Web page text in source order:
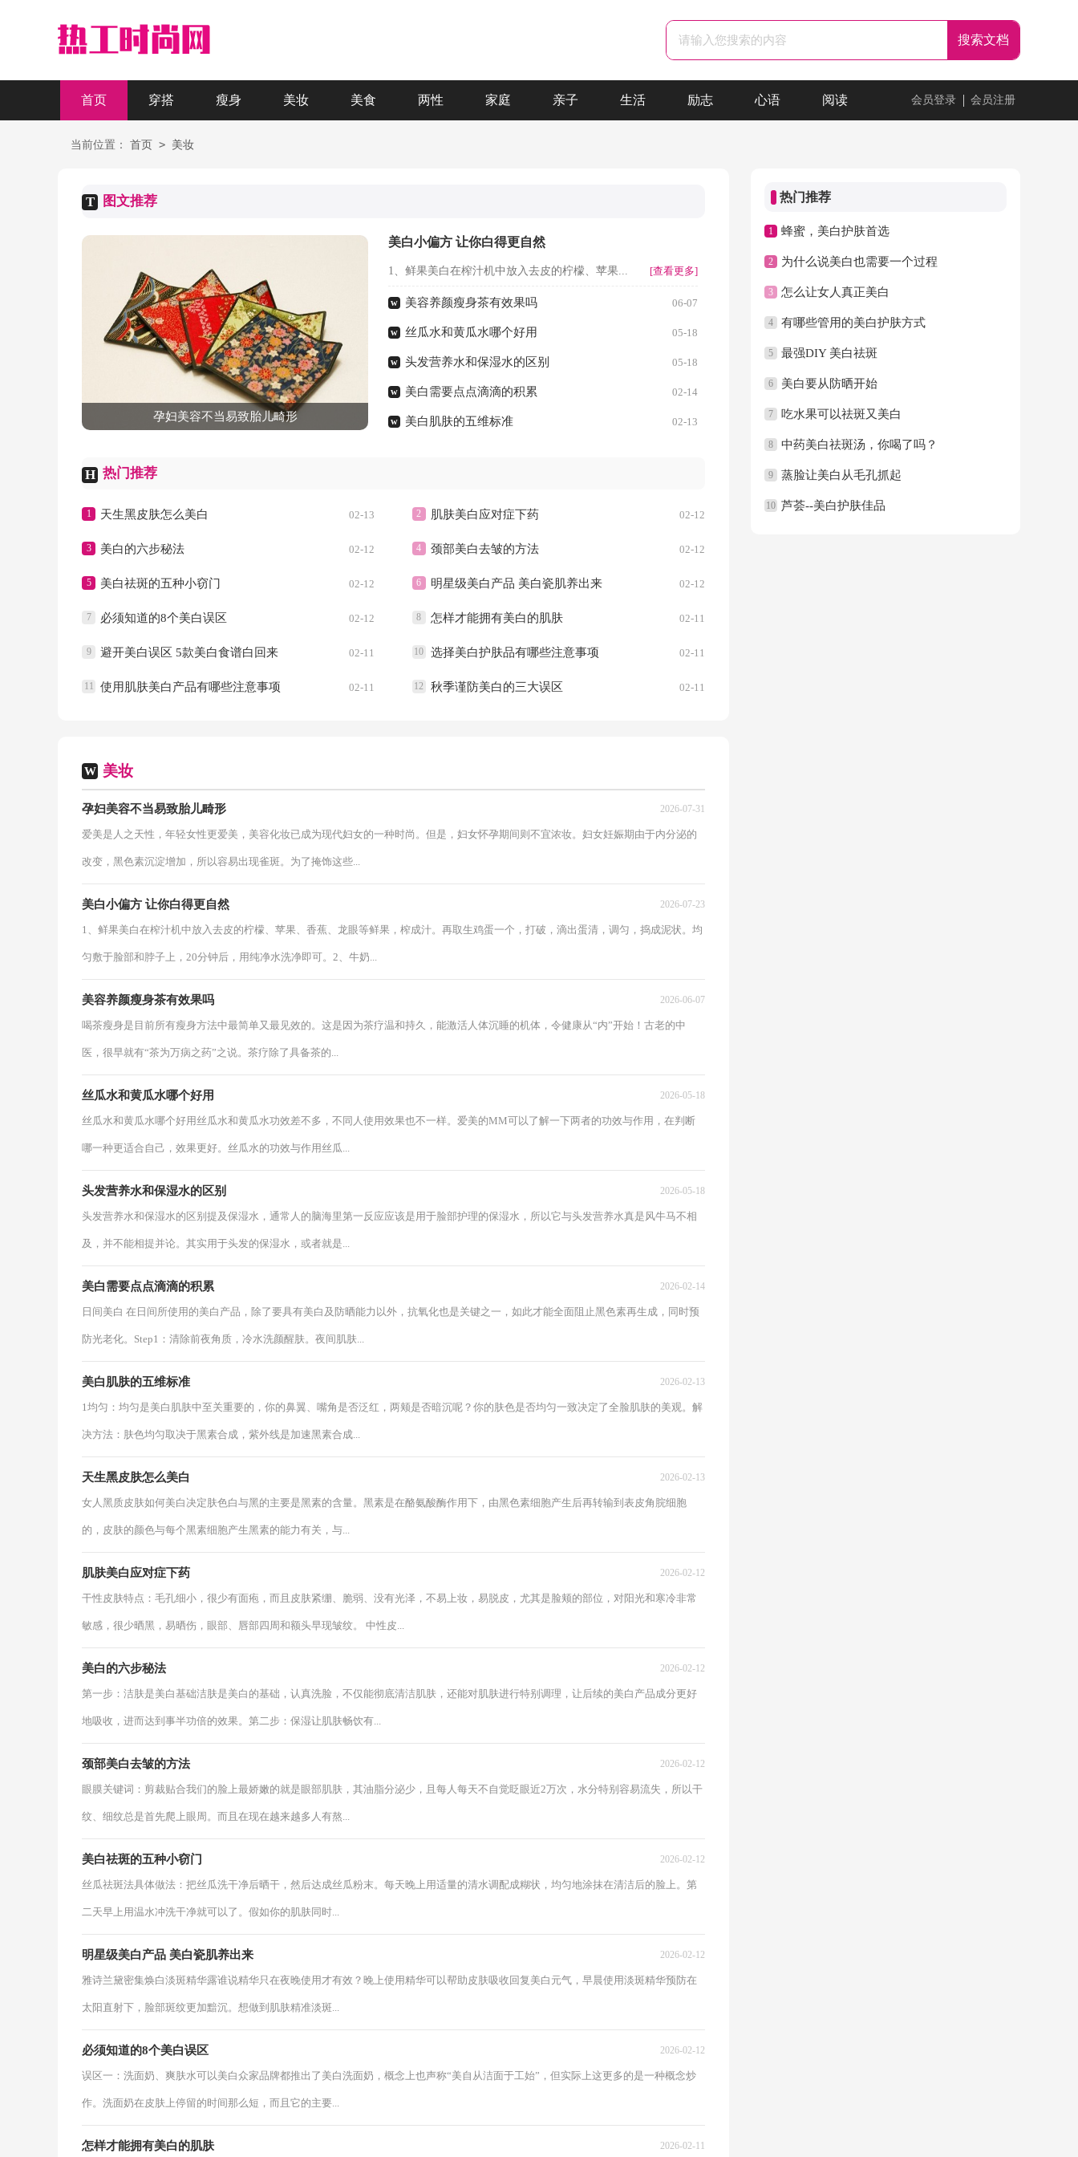
首页 穿搭 瘦身 美妆 美食 两性 家庭 亲子 生活 励志 心语 阅读 会员登录 会员注册
当前位置： 首页 > 美妆
T 图文推荐
孕妇美容不当易致胎儿畸形
美白小偏方 让你白得更自然
1、鲜果美白在榨汁机中放入去皮的柠檬、苹果... [查看更多]
w 美容养颜瘦身茶有效果吗 06-07
w 丝瓜水和黄瓜水哪个好用 05-18
w 头发营养水和保湿水的区别 05-18
w 美白需要点点滴滴的积累 02-14
w 美白肌肤的五维标准 02-13
H 热门推荐
1 02-13
天生黑皮肤怎么美白 2 02-12
肌肤美白应对症下药
3 02-12
美白的六步秘法 4 02-12
颈部美白去皱的方法
5 02-12
美白祛斑的五种小窃门 6 02-12
明星级美白产品 美白瓷肌养出来
7 02-12
必须知道的8个美白误区 8 02-11
怎样才能拥有美白的肌肤
9 02-11
避开美白误区 5款美白食谱白回来 10 02-11
选择美白护肤品有哪些注意事项
11 02-11
使用肌肤美白产品有哪些注意事项 12 02-11
秋季谨防美白的三大误区
W 美妆
孕妇美容不当易致胎儿畸形 2026-07-31
爱美是人之天性，年轻女性更爱美，美容化妆已成为现代妇女的一种时尚。但是，妇女怀孕期间则不宜浓妆。妇女妊娠期由于内分泌的
改变，黑色素沉淀增加，所以容易出现雀斑。为了掩饰这些...
美白小偏方 让你白得更自然 2026-07-23
1、鲜果美白在榨汁机中放入去皮的柠檬、苹果、香蕉、龙眼等鲜果，榨成汁。再取生鸡蛋一个，打破，滴出蛋清，调匀，捣成泥状。均
匀敷于脸部和脖子上，20分钟后，用纯净水洗净即可。2、牛奶...
美容养颜瘦身茶有效果吗 2026-06-07
喝茶瘦身是目前所有瘦身方法中最简单又最见效的。这是因为茶疗温和持久，能激活人体沉睡的机体，令健康从“内”开始！古老的中
医，很早就有“茶为万病之药”之说。茶疗除了具备茶的...
丝瓜水和黄瓜水哪个好用 2026-05-18
丝瓜水和黄瓜水哪个好用丝瓜水和黄瓜水功效差不多，不同人使用效果也不一样。爱美的MM可以了解一下两者的功效与作用，在判断
哪一种更适合自己，效果更好。丝瓜水的功效与作用丝瓜...
头发营养水和保湿水的区别 2026-05-18
头发营养水和保湿水的区别提及保湿水，通常人的脑海里第一反应应该是用于脸部护理的保湿水，所以它与头发营养水真是风牛马不相
及，并不能相提并论。其实用于头发的保湿水，或者就是...
美白需要点点滴滴的积累 2026-02-14
日间美白 在日间所使用的美白产品，除了要具有美白及防晒能力以外，抗氧化也是关键之一，如此才能全面阻止黑色素再生成，同时预
防光老化。Step1：清除前夜角质，冷水洗颜醒肤。夜间肌肤...
美白肌肤的五维标准 2026-02-13
1均匀：均匀是美白肌肤中至关重要的，你的鼻翼、嘴角是否泛红，两颊是否暗沉呢？你的肤色是否均匀一致决定了全脸肌肤的美观。解
决方法：肤色均匀取决于黑素合成，紫外线是加速黑素合成...
天生黑皮肤怎么美白 2026-02-13
女人黑质皮肤如何美白决定肤色白与黑的主要是黑素的含量。黑素是在酪氨酸酶作用下，由黑色素细胞产生后再转输到表皮角脘细胞
的，皮肤的颜色与每个黑素细胞产生黑素的能力有关，与...
肌肤美白应对症下药 2026-02-12
干性皮肤特点：毛孔细小，很少有面疱，而且皮肤紧绷、脆弱、没有光泽，不易上妆，易脱皮，尤其是脸颊的部位，对阳光和寒冷非常
敏感，很少晒黑，易晒伤，眼部、唇部四周和额头早现皱纹。 中性皮...
美白的六步秘法 2026-02-12
第一步：洁肤是美白基础洁肤是美白的基础，认真洗脸，不仅能彻底清洁肌肤，还能对肌肤进行特别调理，让后续的美白产品成分更好
地吸收，进而达到事半功倍的效果。第二步：保湿让肌肤畅饮有...
颈部美白去皱的方法 2026-02-12
眼膜关键词：剪裁贴合我们的脸上最娇嫩的就是眼部肌肤，其油脂分泌少，且每人每天不自觉眨眼近2万次，水分特别容易流失，所以干
纹、细纹总是首先爬上眼周。而且在现在越来越多人有熬...
美白祛斑的五种小窃门 2026-02-12
丝瓜祛斑法具体做法：把丝瓜洗干净后晒干，然后达成丝瓜粉末。每天晚上用适量的清水调配成糊状，均匀地涂抹在清洁后的脸上。第
二天早上用温水冲洗干净就可以了。假如你的肌肤同时...
明星级美白产品 美白瓷肌养出来 2026-02-12
雅诗兰黛密集焕白淡斑精华露谁说精华只在夜晚使用才有效？晚上使用精华可以帮助皮肤吸收回复美白元气，早晨使用淡斑精华预防在
太阳直射下，脸部斑纹更加黯沉。想做到肌肤精准淡斑...
必须知道的8个美白误区 2026-02-12
误区一：洗面奶、爽肤水可以美白众家品牌都推出了美白洗面奶，概念上也声称“美自从洁面于工始”，但实际上这更多的是一种概念炒
作。洗面奶在皮肤上停留的时间那么短，而且它的主要...
怎样才能拥有美白的肌肤 2026-02-11
热门推荐
1 蜂蜜，美白护肤首选
2 为什么说美白也需要一个过程
3 怎么让女人真正美白
4 有哪些管用的美白护肤方式
5 最强DIY 美白祛斑
6 美白要从防晒开始
7 吃水果可以祛斑又美白
8 中药美白祛斑汤，你喝了吗？
9 蒸脸让美白从毛孔抓起
10 芦荟--美白护肤佳品